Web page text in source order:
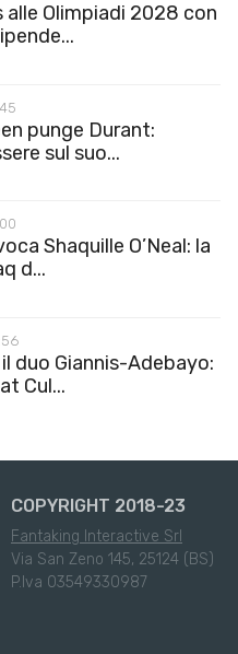
alle Olimpiadi 2028 con
punge Durant:
sul suo...
Shaquille O’Neal: la
d...
duo Giannis-Adebayo:
Cul...
COPYRIGHT 2018-23
Fantaking Interactive Srl
Via San Zeno 145, 25124 (BS)
P.Iva 03549330987